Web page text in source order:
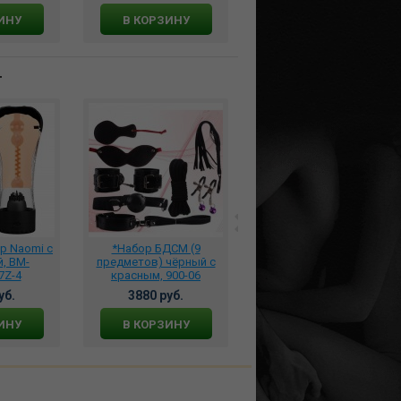
В КОРЗИНУ
Naomi с
BM-
4
*Набор БДСМ (9
предметов) чёрный с
красным, 900-06
3880 руб.
В КОРЗИНУ